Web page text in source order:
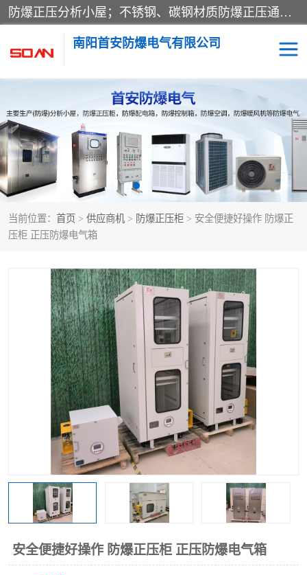
防爆正压分析小屋；不锈钢、碳钢材质防爆正压通风柜，分上下、左右、外挂三种款式；立式、挂式防爆配电柜体；不锈钢、碳钢防爆变频、磁力、星三角启动器；不锈钢、碳钢、铸铝防爆控制箱柜；可操作按键、多块式防爆仪表箱；多材质防爆接线箱；台式防爆电脑、防爆监视器。产品适配石油、化工、煤炭、电力、纺织、酿酒、航天、铁路、冶金、船舶、消防、市政等多行业工况使用。
南阳首安防爆电气有限公司
当前位置： 首页 > 供应商机 > 防爆正压柜 > 安全便捷好操作 防爆正
压柜 正压防爆电气箱
安全便捷好操作 防爆正压柜 正压防爆电气箱
防爆小屋 防爆正压柜
防爆空调 防爆配电箱
防爆控制箱 防爆接线箱
防爆操作柱 防爆监视显示器